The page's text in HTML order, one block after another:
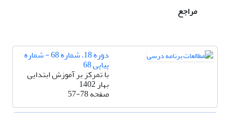
مراجع
دوره 18، شماره 68 - شماره
پیاپی 68
با تمرکز بر آموزش ابتدایی
بهار 1402
صفحه57-78